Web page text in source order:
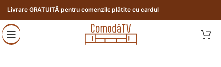
Livrare GRATUITĂ pentru comenzile plătite cu cardul